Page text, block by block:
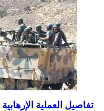
تفاصيل العملية